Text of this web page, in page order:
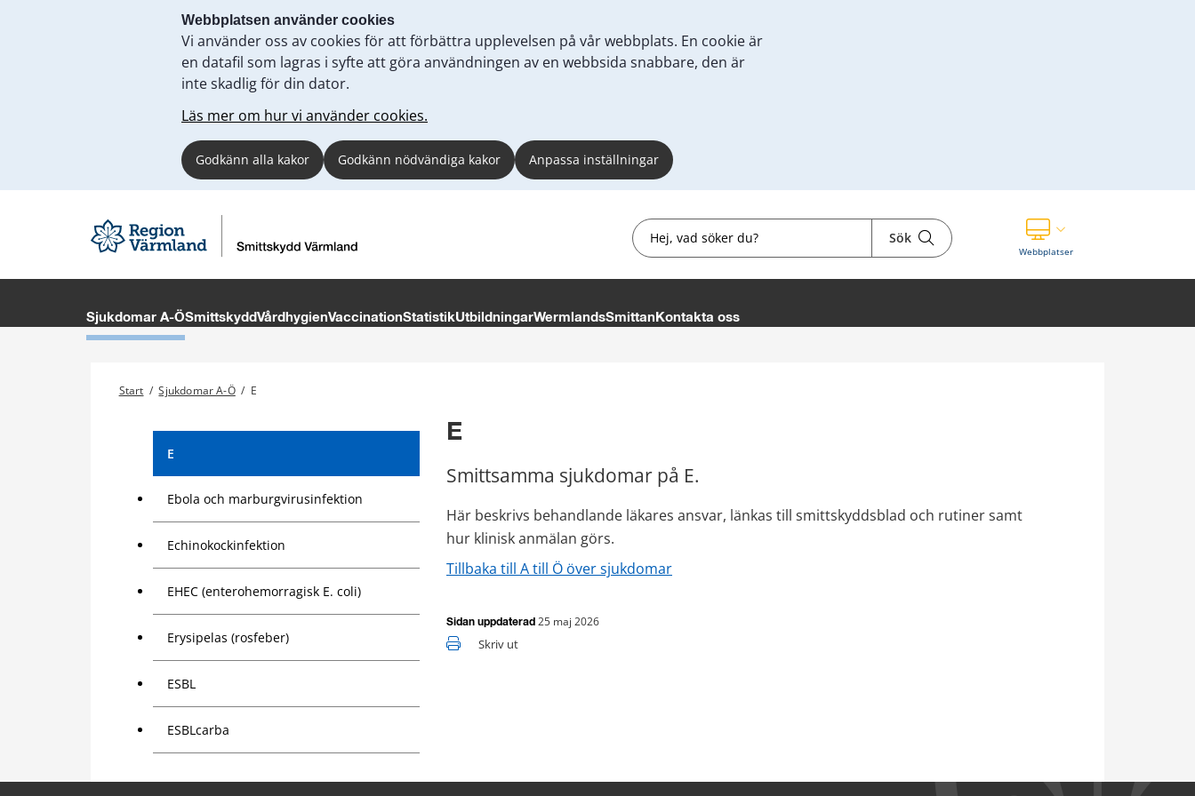
Webbplatsen använder cookies
Vi använder oss av cookies för att förbättra upplevelsen på vår webbplats. En cookie är
en datafil som lagras i syfte att göra användningen av en webbsida snabbare, den är
inte skadlig för din dator.
Läs mer om hur vi använder cookies.
Godkänn alla kakor Godkänn nödvändiga kakor Anpassa inställningar
Sök Sök
WebbplatserVisa våra andra webbplatser
Sjukdomar A-ÖSmittskyddVårdhygienVaccinationStatistikUtbildningarWermlandsSmittan Kontakta oss
Start / Sjukdomar A-Ö / E
E
Ebola och marburgvirusinfektion
Echinokockinfektion
EHEC (enterohemorragisk E. coli)
Erysipelas (rosfeber)
ESBL
ESBLcarba
E
Smittsamma sjukdomar på E.
Här beskrivs behandlande läkares ansvar, länkas till smittskyddsblad och rutiner samt
hur klinisk anmälan görs.
Tillbaka till A till Ö över sjukdomar
Sidan uppdaterad 25 maj 2026
Skriv ut